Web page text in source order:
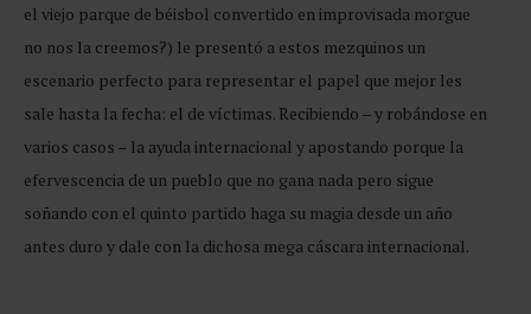
el viejo parque de béisbol convertido en improvisada morgue
no nos la creemos?) le presentó a estos mezquinos un
escenario perfecto para representar el papel que mejor les
sale hasta la fecha: el de víctimas. Recibiendo – y robándose en
varios casos – la ayuda internacional y apostando porque la
efervescencia de un pueblo que no gana nada pero sigue
soñando con el quinto partido haga su magia desde un año
antes duro y dale con la dichosa mega cáscara internacional.